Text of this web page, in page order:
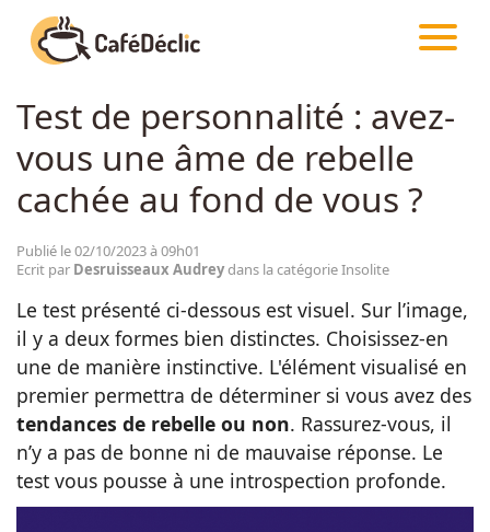
Créativité
Divertissement
Insolite
Emotion
CAFÉDÉCLIC ARTICLES INSOLITE
Test de personnalité : avez-
vous une âme de rebelle
cachée au fond de vous ?
Publié le 02/10/2023 à 09h01
Ecrit par Desruisseaux Audreydans la catégorie Insolite
Le test présenté ci-dessous est visuel. Sur l’image,
il y a deux formes bien distinctes. Choisissez-en
une de manière instinctive. L'élément visualisé en
premier permettra de déterminer si vous avez des
tendances de rebelle ou non. Rassurez-vous, il
n’y a pas de bonne ni de mauvaise réponse. Le
test vous pousse à une introspection profonde.